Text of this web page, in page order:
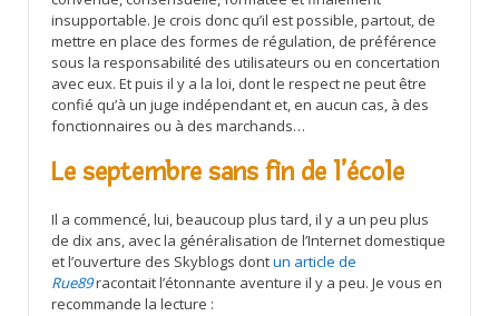
insupportable. Je crois donc qu’il est possible, partout, de
mettre en place des formes de régulation, de préférence
sous la responsabilité des utilisateurs ou en concertation
avec eux. Et puis il y a la loi, dont le respect ne peut être
confié qu’à un juge indépendant et, en aucun cas, à des
fonctionnaires ou à des marchands…
Le septembre sans fin de l’école
Il a commencé, lui, beaucoup plus tard, il y a un peu plus
de dix ans, avec la généralisation de l’Internet domestique
et l’ouverture des Skyblogs dontun article de
Rue89racontait l’étonnante aventure il y a peu. Je vous en
recommande la lecture :